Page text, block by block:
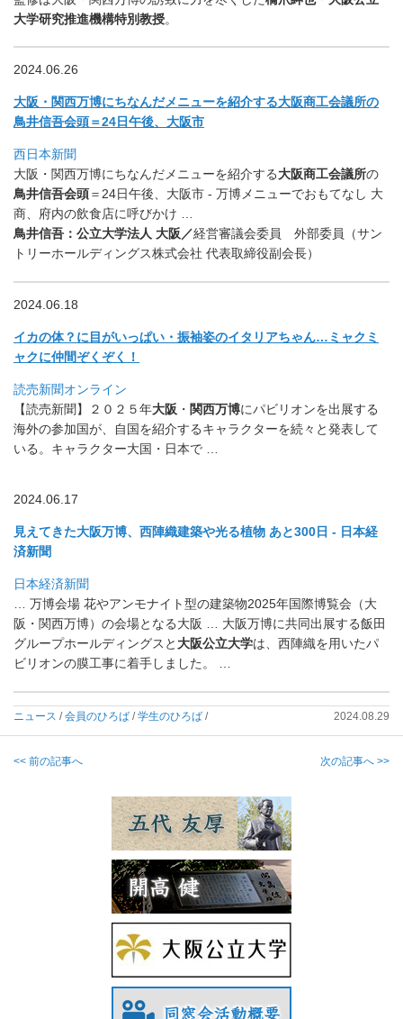
大学研究推進機構特別教授。
2024.06.26
大阪・関西万博にちなんだメニューを紹介する大阪商工会議所の
鳥井信吾会頭＝24日午後、大阪市
西日本新聞
大阪・関西万博にちなんだメニューを紹介する大阪商工会議所の
鳥井信吾会頭＝24日午後、大阪市 - 万博メニューでおもてなし 大
商、府内の飲食店に呼びかけ …
鳥井信吾：公立大学法人 大阪／経営審議会委員 外部委員（サン
トリーホールディングス株式会社 代表取締役副会長）
2024.06.18
イカの体？に目がいっぱい・振袖姿のイタリアちゃん… ミャクミ
ャクに仲間ぞくぞく！
読売新聞オンライン
【読売新聞】２０２５年大阪 ・ 関西万博にパビリオンを出展する
海外の参加国が、
自国を紹介するキャラクターを続々と発表して
いる。 キャラクター大国・日本で …
2024.06.17
見えてきた大阪万博、西陣織建築や光る植物 あと300日 - 日本経
済新聞
日本経済新聞
… 万博会場 花やアンモナイト型の建築物2025年国際博覧会（大
阪・関西万博）の会場となる大阪 … 大阪万博に共同出展する飯田
グループホールディングスと 大阪公立大学は、西陣織を用いたパ
ビリオンの膜工事に着手しました。 …
ニュース /会員のひろば /学生のひろば / 2024.08.29
<< 前の記事へ 次の記事へ >>